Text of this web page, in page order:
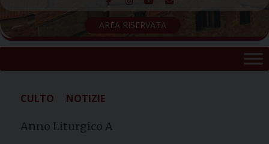
AREA RISERVATA
CULTO NOTIZIE
Anno Liturgico A